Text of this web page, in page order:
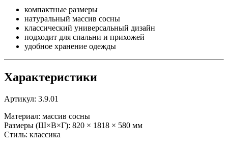
компактные размеры
натуральный массив сосны
классический универсальный дизайн
подходит для спальни и прихожей
удобное хранение одежды
Характеристики
Артикул: 3.9.01
Материал: массив сосны
Размеры (Ш×В×Г): 820 × 1818 × 580 мм
Стиль: классика